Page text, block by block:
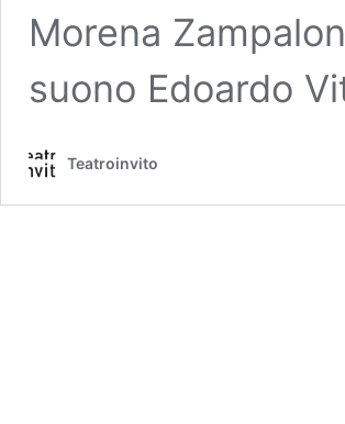
Morena
suono Edoardo
Teatroinvito